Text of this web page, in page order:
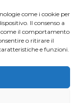
come i cookie per
Il consenso a
come il comportamento
o ritirare il
e funzioni.